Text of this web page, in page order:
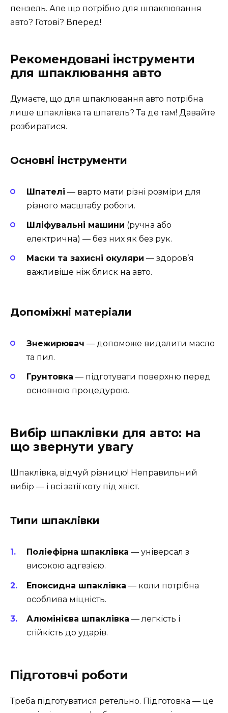
пензель. Але що потрібно для шпаклювання
авто? Готові? Вперед!
Рекомендовані інструменти
для шпаклювання авто
Думаєте, що для шпаклювання авто потрібна
лише шпаклівка та шпатель? Та де там! Давайте
розбиратися.
Основні інструменти
Шпателі — варто мати різні розміри для
різного масштабу роботи.
Шліфувальні машини (ручна або
електрична) — без них як без рук.
Маски та захисні окуляри — здоров’я
важливіше ніж блиск на авто.
Допоміжні матеріали
Знежирювач — допоможе видалити масло
та пил.
Грунтовка — підготувати поверхню перед
основною процедурою.
Вибір шпаклівки для авто: на
що звернути увагу
Шпаклівка, відчуй різницю! Неправильний
вибір — і всі затії коту під хвіст.
Типи шпаклівки
Поліефірна шпаклівка — універсал з
високою адгезією.
Епоксидна шпаклівка — коли потрібна
особлива міцність.
Алюмінієва шпаклівка — легкість і
стійкість до ударів.
Підготовчі роботи
Треба підготуватися ретельно. Підготовка — це